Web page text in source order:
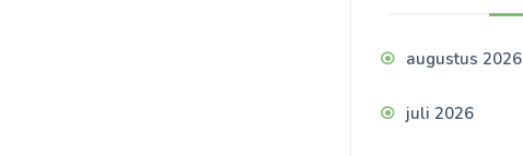
augustus 2026
juli 2026